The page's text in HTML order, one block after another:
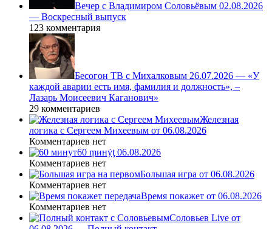
Вечер с Владимиром Соловьёвым 02.08.2026
— Воскресный выпуск
123 комментария
Бесогон ТВ с Михалковым 26.07.2026 — «У
каждой аварии есть имя, фамилия и должность», –
Лазарь Моисеевич Каганович»
29 комментариев
Железная
логика с Сергеем Михеевым от 06.08.2026
Комментариев нет
60 ṃинẏƫ 06.08.2026
Комментариев нет
Большая игра от 06.08.2026
Комментариев нет
Время покажет от 06.08.2026
Комментариев нет
Соловьев Live от